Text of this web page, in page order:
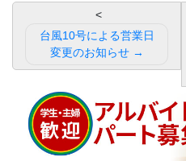
ゲ
ー
台風10号による営業日
変更のお知らせ